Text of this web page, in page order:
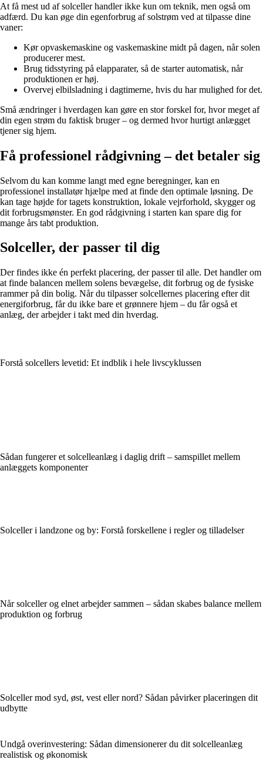
At få mest ud af solceller handler ikke kun om teknik, men også om
adfærd. Du kan øge din egenforbrug af solstrøm ved at tilpasse dine
vaner:
Kør opvaskemaskine og vaskemaskine midt på dagen, når solen
producerer mest.
Brug tidsstyring på elapparater, så de starter automatisk, når
produktionen er høj.
Overvej elbilsladning i dagtimerne, hvis du har mulighed for det.
Små ændringer i hverdagen kan gøre en stor forskel for, hvor meget af
din egen strøm du faktisk bruger – og dermed hvor hurtigt anlægget
tjener sig hjem.
Få professionel rådgivning – det betaler sig
Selvom du kan komme langt med egne beregninger, kan en
professionel installatør hjælpe med at finde den optimale løsning. De
kan tage højde for tagets konstruktion, lokale vejrforhold, skygger og
dit forbrugsmønster. En god rådgivning i starten kan spare dig for
mange års tabt produktion.
Solceller, der passer til dig
Der findes ikke én perfekt placering, der passer til alle. Det handler om
at finde balancen mellem solens bevægelse, dit forbrug og de fysiske
rammer på din bolig. Når du tilpasser solcellernes placering efter dit
energiforbrug, får du ikke bare et grønnere hjem – du får også et
anlæg, der arbejder i takt med din hverdag.
Forstå solcellers levetid: Et indblik i hele livscyklussen
Sådan fungerer et solcelleanlæg i daglig drift – samspillet mellem
anlæggets komponenter
Solceller i landzone og by: Forstå forskellene i regler og tilladelser
Når solceller og elnet arbejder sammen – sådan skabes balance mellem
produktion og forbrug
Solceller mod syd, øst, vest eller nord? Sådan påvirker placeringen dit
udbytte
Undgå overinvestering: Sådan dimensionerer du dit solcelleanlæg
realistisk og økonomisk